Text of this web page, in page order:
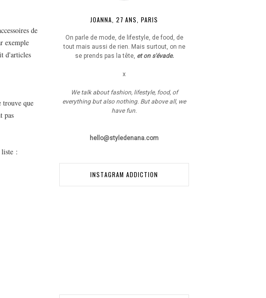
de
exemple
d'articles
trouve que
pas
liste :
JOANNA, 27 ANS, PARIS
On parle de mode, de lifestyle, de food, de
tout mais aussi de rien. Mais surtout, on ne
se prends pas la tête, et on s'évade.
x
We talk about fashion, lifestyle, food, of
everything but also nothing. But above all, we
have fun.
hello@styledenana.com
INSTAGRAM ADDICTION